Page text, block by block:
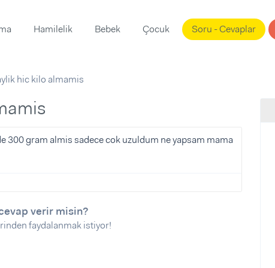
Hamilelik Bebek Çocuk Soru - Cevaplar
hic kilo almamis
gram almis sadece cok uzuldum ne yapsam mama
verir misin?
faydalanmak istiyor!